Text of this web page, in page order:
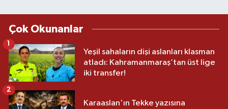
Çok Okunanlar
Yeşil sahaların dişi aslanları klasman
atladı: Kahramanmaraş’tan üst lige
iki transfer!
Karaaslan'ın Tekke yazısına
2